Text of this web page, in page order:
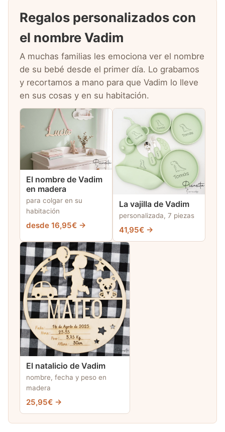
Regalos personalizados con
el nombre Vadim
A muchas familias les emociona ver el nombre
de su bebé desde el primer día. Lo grabamos
y recortamos a mano para que Vadim lo lleve
en sus cosas y en su habitación.
El nombre de Vadim
en madera
para colgar en su
habitación
desde 16,95€ →
La vajilla de Vadim
personalizada, 7 piezas
41,95€ →
El natalicio de Vadim
nombre, fecha y peso en
madera
25,95€ →